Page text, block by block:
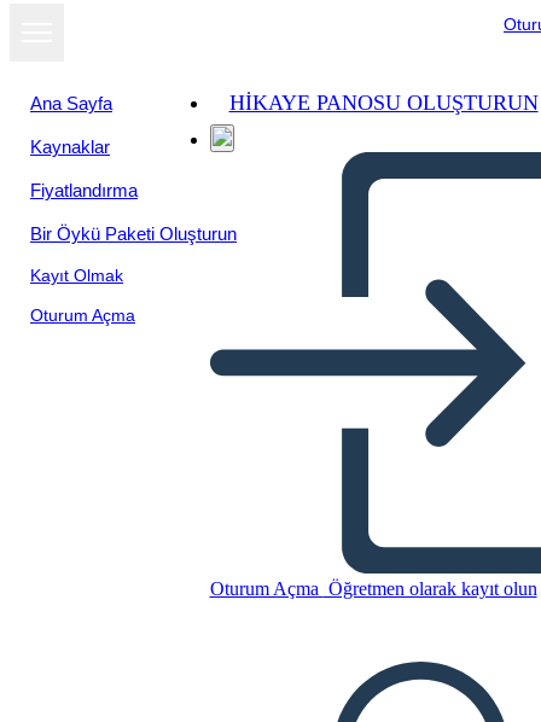
Ana Sayfa
Kaynaklar
Fiyatlandırma
Bir Öykü Paketi Oluşturun
Kayıt Olmak
Oturum Açma
HIKAYE PANOSU OLUŞTURUN
Oturum Açma Öğretmen olarak kayıt olun
La Rivoluzione Industriale:
Prima e Dopo
Bu Öykü Panosunu kopyala
BİR HİKAYE PANOSU OLUŞTUR